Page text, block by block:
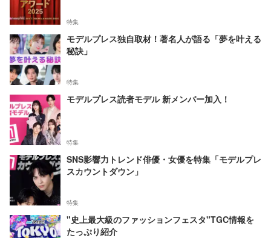
特集
モデルプレス独自取材！著名人が語る「夢を叶える
秘訣」
特集
モデルプレス読者モデル 新メンバー加入！
特集
SNS影響力トレンド俳優・女優を特集「モデルプレ
スカウントダウン」
特集
"史上最大級のファッションフェスタ"TGC情報を
たっぷり紹介